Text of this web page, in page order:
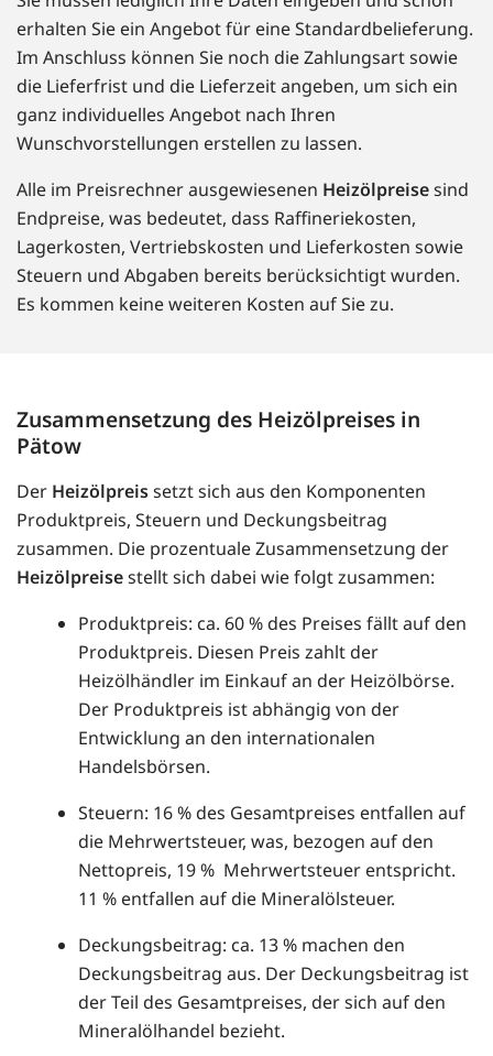
erhalten Sie ein Angebot für eine Standardbelieferung.
Im Anschluss können Sie noch die Zahlungsart sowie
die Lieferfrist und die Lieferzeit angeben, um sich ein
ganz individuelles Angebot nach Ihren
Wunschvorstellungen erstellen zu lassen.
Alle im Preisrechner ausgewiesenen Heizölpreisesind
Endpreise, was bedeutet, dass Raffineriekosten,
Lagerkosten, Vertriebskosten und Lieferkosten sowie
Steuern und Abgaben bereits berücksichtigt wurden.
Es kommen keine weiteren Kosten auf Sie zu.
Zusammensetzung des Heizölpreises in
Pätow
Der Heizölpreissetzt sich aus den Komponenten
Produktpreis, Steuern und Deckungsbeitrag
zusammen. Die prozentuale Zusammensetzung der
Heizölpreisestellt sich dabei wie folgt zusammen:
Produktpreis: ca. 60 % des Preises fällt auf den
Produktpreis. Diesen Preis zahlt der
Heizölhändler im Einkauf an der Heizölbörse.
Der Produktpreis ist abhängig von der
Entwicklung an den internationalen
Handelsbörsen.
Steuern: 16 % des Gesamtpreises entfallen auf
die Mehrwertsteuer, was, bezogen auf den
Nettopreis, 19 % Mehrwertsteuer entspricht.
11 % entfallen auf die Mineralölsteuer.
Deckungsbeitrag: ca. 13 % machen den
Deckungsbeitrag aus. Der Deckungsbeitrag ist
der Teil des Gesamtpreises, der sich auf den
Mineralölhandel bezieht.